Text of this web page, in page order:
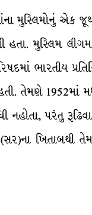
મુસ્લિમોનું એક
મુસ્લિમ
ભારતીય
તેમણે 1952માં
પરંતુ
ખિતાબથી